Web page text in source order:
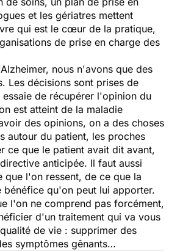
et les gériatres mettent
qui est le cœur de la pratique,
de prise en charge des
nous n'avons que des
Les décisions sont prises de
de récupérer l'opinion du
est atteint de la maladie
des opinions, on a des choses
autour du patient, les proches
ce que le patient avait dit avant,
anticipée. Il faut aussi
que l'on ressent, de ce que la
bénéfice qu'on peut lui apporter.
l'on ne comprend pas forcément,
d'un traitement qui va vous
de vie : supprimer des
symptômes gênants…